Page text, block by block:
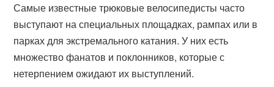
Самые известные трюковые велосипедисты часто
выступают на специальных площадках, рампах или в
парках для экстремального катания. У них есть
множество фанатов и поклонников, которые с
нетерпением ожидают их выступлений.